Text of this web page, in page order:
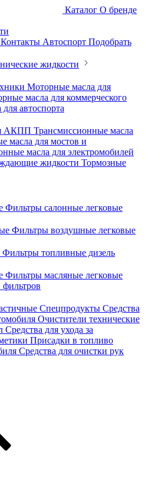
Каталог О бренде
Контакты Автоспорт Подобрать
жидкости
Моторные масла для
масла для коммерческого
автоспорта
АКПП Трансмиссионные масла
масла для мостов и
масла для электромобилей
жидкости Тормозные
Фильтры салонные легковые
Фильтры воздушные легковые
Фильтры топливные дизель
Фильтры масляные легковые
Спецпродукты Средства
Очистители технические
Средства для ухода за
Присадки в топливо
Средства для очистки рук